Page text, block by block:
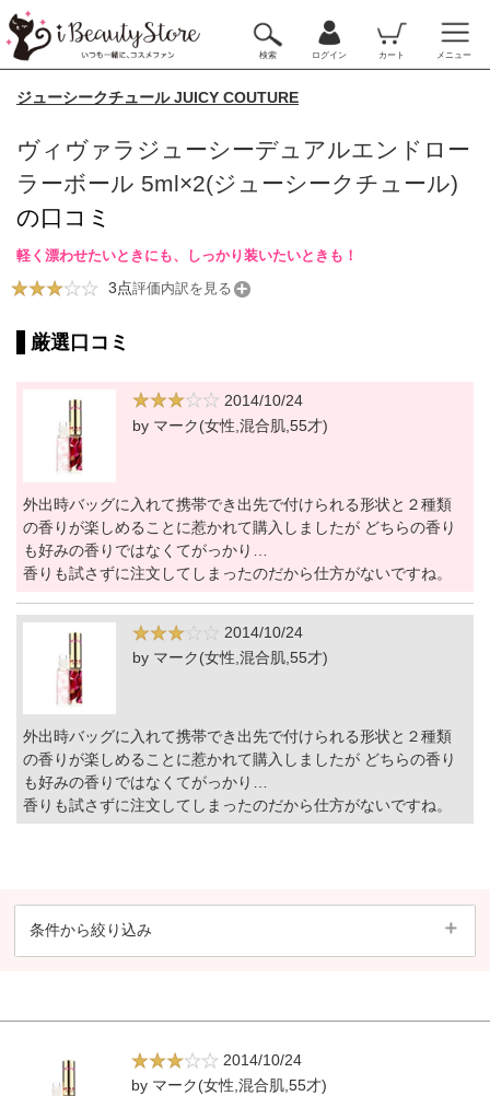
検索 ログイン カート メニュー
ジューシークチュール JUICY COUTURE
ヴィヴァラジューシーデュアルエンドロー
ラーボール 5ml×2(ジューシークチュール)
の口コミ
軽く漂わせたいときにも、しっかり装いたいときも！
3点評価内訳を見る
厳選口コミ
2014/10/24
by マーク(女性,混合肌,55才)
外出時バッグに入れて携帯でき出先で付けられる形状と２種類
の香りが楽しめることに惹かれて購入しましたが どちらの香り
も好みの香りではなくてがっかり…
香りも試さずに注文してしまったのだから仕方がないですね。
2014/10/24
by マーク(女性,混合肌,55才)
外出時バッグに入れて携帯でき出先で付けられる形状と２種類
の香りが楽しめることに惹かれて購入しましたが どちらの香り
も好みの香りではなくてがっかり…
香りも試さずに注文してしまったのだから仕方がないですね。
条件から絞り込み
2014/10/24
by マーク(女性,混合肌,55才)